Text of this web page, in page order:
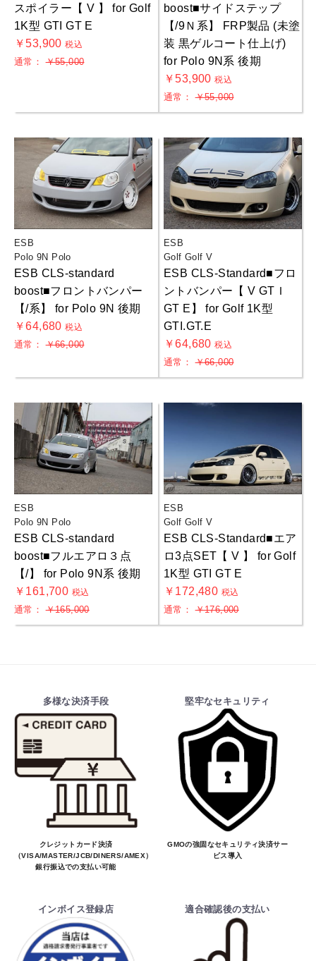
スポイラー【 V 】 for Golf
1K型 GTI GT E
￥53,900税込
通常：￥55,000
boost■サイドステップ
【/9Ｎ系】 FRP製品 (未塗
装 黒ゲルコート仕上げ)
for Polo 9N系 後期
￥53,900税込
通常：￥55,000
ESB
Polo 9N Polo
ESB CLS-standard
boost■フロントバンパー
【/系】 for Polo 9N 後期
￥64,680税込
通常：￥66,000
ESB
Golf Golf V
ESB CLS-Standard■フロ
ントバンパー【 V GTＩ
GT E】 for Golf 1K型
GTI.GT.E
￥64,680税込
通常：￥66,000
ESB
Polo 9N Polo
ESB CLS-standard
boost■フルエアロ３点
【/】 for Polo 9N系 後期
￥161,700 税込
通常：￥165,000
ESB
Golf Golf V
ESB CLS-Standard■エア
ロ3点SET【 V 】 for Golf
1K型 GTI GT E
￥172,480 税込
通常：￥176,000
カートへ進む
多様な決済手段
クレジットカード決済
（VISA/MASTER/JCB/DINERS/AMEX）、
銀行振込での支払い可能
堅牢なセキュリティ
GMOの強固なセキュリティ決済サー
ビス導入
インボイス登録店 適合確認後の支払い